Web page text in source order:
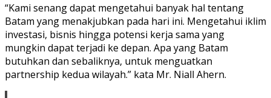
“Kami senang dapat mengetahui banyak hal tentang
Batam yang menakjubkan pada hari ini. Mengetahui iklim
investasi, bisnis hingga potensi kerja sama yang
mungkin dapat terjadi ke depan. Apa yang Batam
butuhkan dan sebaliknya, untuk menguatkan
partnership kedua wilayah.” kata Mr. Niall Ahern.